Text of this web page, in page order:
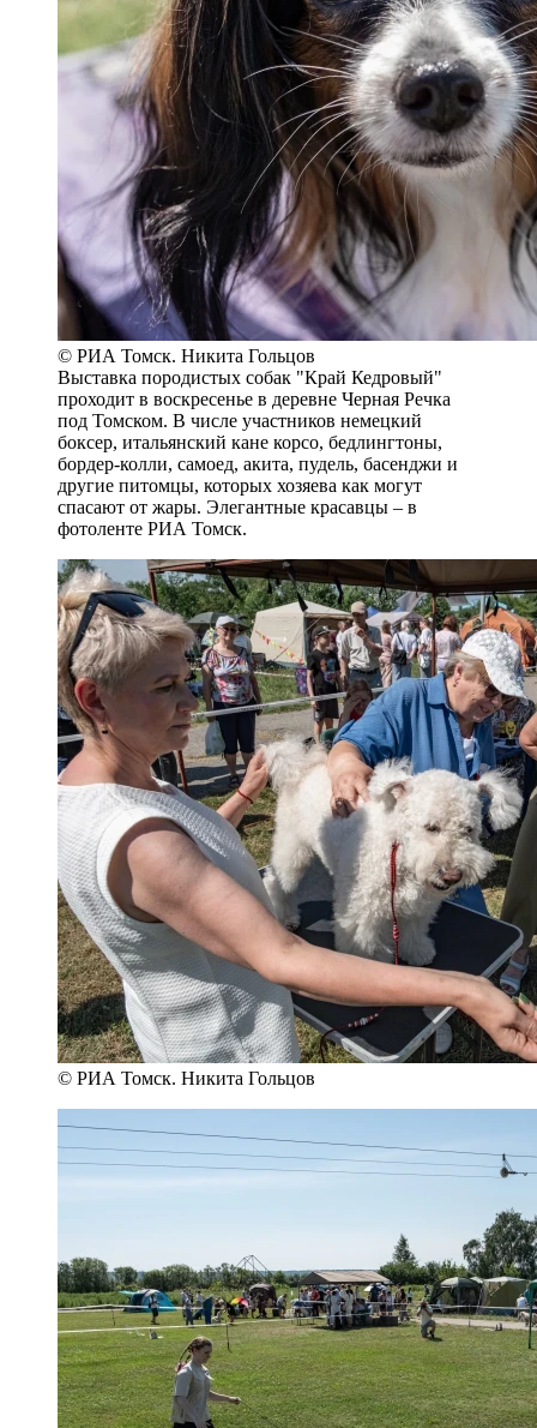
© РИА Томск. Никита Гольцов
Выставка породистых собак "Край Кедровый"
проходит в воскресенье в деревне Черная Речка
под Томском. В числе участников немецкий
боксер, итальянский кане корсо, бедлингтоны,
бордер-колли, самоед, акита, пудель, басенджи и
другие питомцы, которых хозяева как могут
спасают от жары. Элегантные красавцы – в
фотоленте РИА Томск.
© РИА Томск. Никита Гольцов